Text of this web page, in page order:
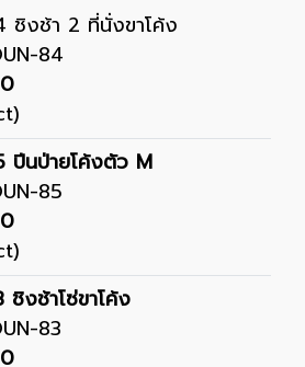
ชิงช้า 2 ที่นั่งขาโค้ง
84
ปีนป่ายโค้งตัว M
85
ชิงช้าโซ่ขาโค้ง
83